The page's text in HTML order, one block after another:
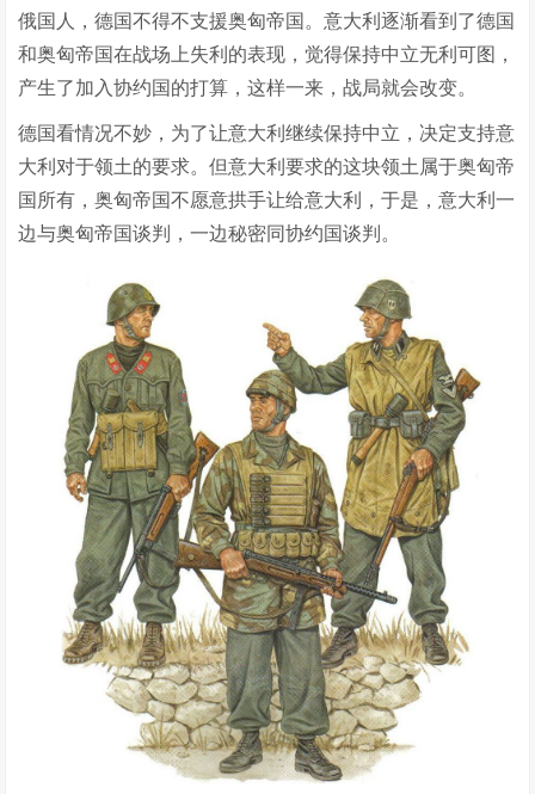
俄国人，德国不得不支援奥匈帝国。意大利逐渐看到了德国
和奥匈帝国在战场上失利的表现，觉得保持中立无利可图，
产生了加入协约国的打算，这样一来，战局就会改变。
德国看情况不妙，为了让意大利继续保持中立，决定支持意
大利对于领土的要求。但意大利要求的这块领土属于奥匈帝
国所有，奥匈帝国不愿意拱手让给意大利，于是，意大利一
边与奥匈帝国谈判，一边秘密同协约国谈判。